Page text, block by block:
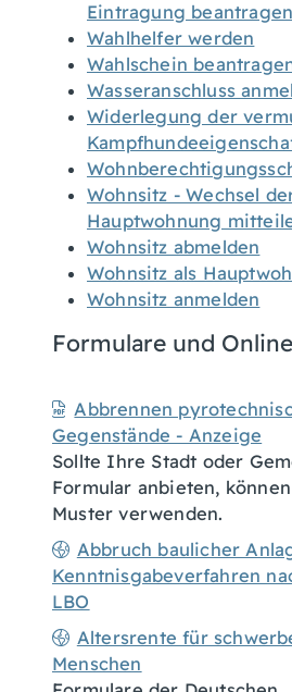
Eintragung beantragen
Wahlhelfer werden
Wahlschein
Wasseranschluss
Widerlegung der
Wohnsitz - Wechsel
Hauptwohnung
Wohnsitz abmelden
Wohnsitz als
Wohnsitz anmelden
Formulare und
Abbrennen
Gegenstände - Anzeige
Sollte Ihre Stadt oder
Formular anbieten,
Muster verwenden.
Abbruch baulicher
Kenntnisgabeverfahren
LBO
Altersrente für
Menschen